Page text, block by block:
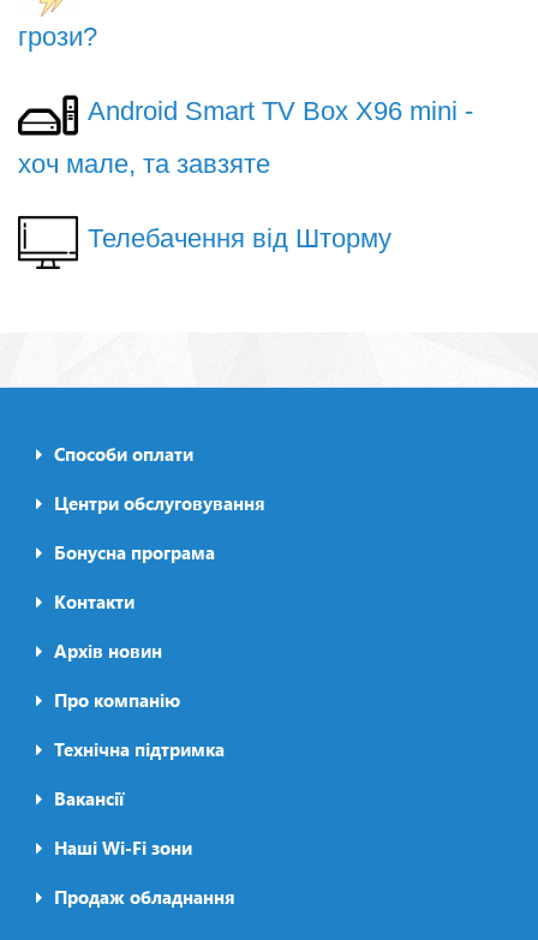
грози?
Android Smart TV Box X96 mini -
хоч мале, та завзяте
Телебачення від Шторму
Footer0
menu
Способи оплати
Центри обслуговування
Бонусна програма
Контакти
Архів новин
Футер2
Про компанію
Технічна підтримка
Вакансії
Наші Wi-Fi зони
Продаж обладнання